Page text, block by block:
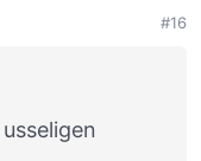
#16